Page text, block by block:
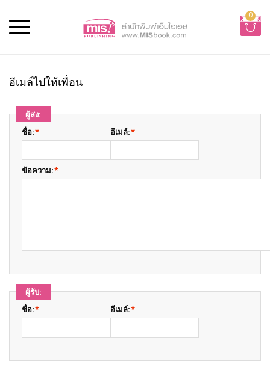
0
อีเมล์ไปให้เพื่อน
ผู้ส่ง:
*
ชื่อ: *
อีเมล์:
*
ข้อความ:
ผู้รับ:
*
ชื่อ: *
อีเมล์: